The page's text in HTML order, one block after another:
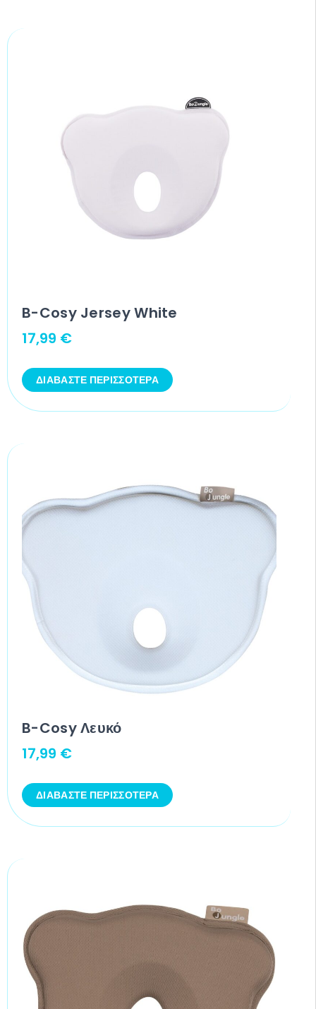
B-Cosy Jersey White
17,99 €
ΔΙΑΒΆΣΤΕ ΠΕΡΙΣΣΌΤΕΡΑ
B-Cosy Λευκό
17,99 €
ΔΙΑΒΆΣΤΕ ΠΕΡΙΣΣΌΤΕΡΑ